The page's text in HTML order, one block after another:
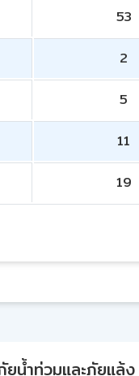
53
2
5
11
19
ยน้ำท่วมและภัยแล้ง